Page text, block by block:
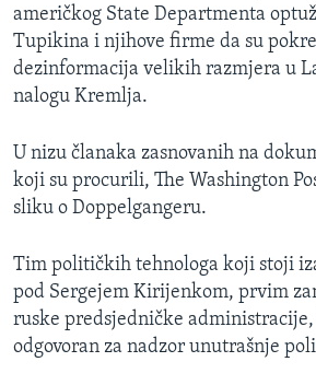
američkog State Departmenta
Tupikina i njihove firme da su
dezinformacija velikih razmjera u
nalogu Kremlja.
U nizu članaka zasnovanih na
koji su procurili, The Washington
sliku o Doppelgangeru.
Tim političkih tehnologa koji stoji
pod Sergejem Kirijenkom, prvim
ruske predsjedničke
odgovoran za nadzor unutrašnje